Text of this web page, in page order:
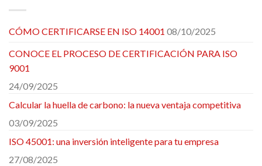
CÓMO CERTIFICARSE EN ISO 14001 08/10/2025
CONOCE EL PROCESO DE CERTIFICACIÓN PARA ISO
9001
24/09/2025
Calcular la huella de carbono: la nueva ventaja competitiva
03/09/2025
ISO 45001: una inversión inteligente para tu empresa
27/08/2025